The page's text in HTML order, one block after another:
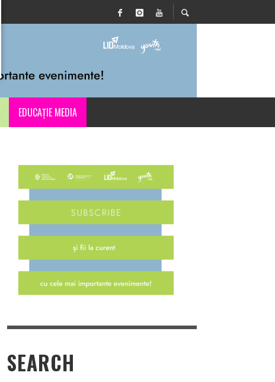
EDUCAȚIE MEDIA
SEARCH